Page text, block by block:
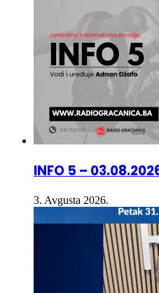
INFO 5 – 03.08.2026
3. Avgusta 2026.